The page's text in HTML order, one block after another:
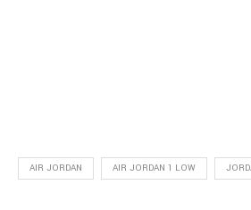
AIR JORDAN AIR JORDAN 1 LOW